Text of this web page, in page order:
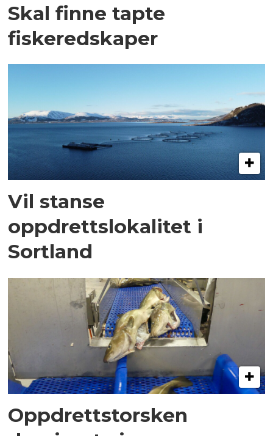
Skal finne tapte
fiskeredskaper
Vil stanse
oppdrettslokalitet i
Sortland
Oppdrettstorsken